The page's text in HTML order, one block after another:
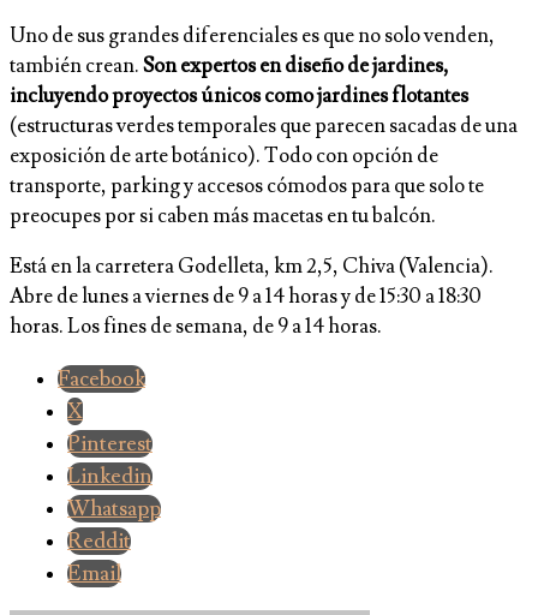
Uno de sus grandes diferenciales es que no solo venden,
también crean.Son expertos en diseño de jardines,
incluyendo proyectos únicos como jardines flotantes
(estructuras verdes temporales que parecen sacadas de una
exposición de arte botánico). Todo con opción de
transporte, parking y accesos cómodos para que solo te
preocupes por si caben más macetas en tu balcón.
Está en la carretera Godelleta, km 2,5, Chiva (Valencia).
Abre de lunes a viernes de 9 a 14 horas y de 15:30 a 18:30
horas. Los fines de semana, de 9 a 14 horas.
Facebook
X
Pinterest
Linkedin
Whatsapp
Reddit
Email